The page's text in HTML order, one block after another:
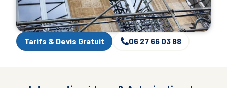
Tarifs & Devis Gratuit 06 27 66 03 88